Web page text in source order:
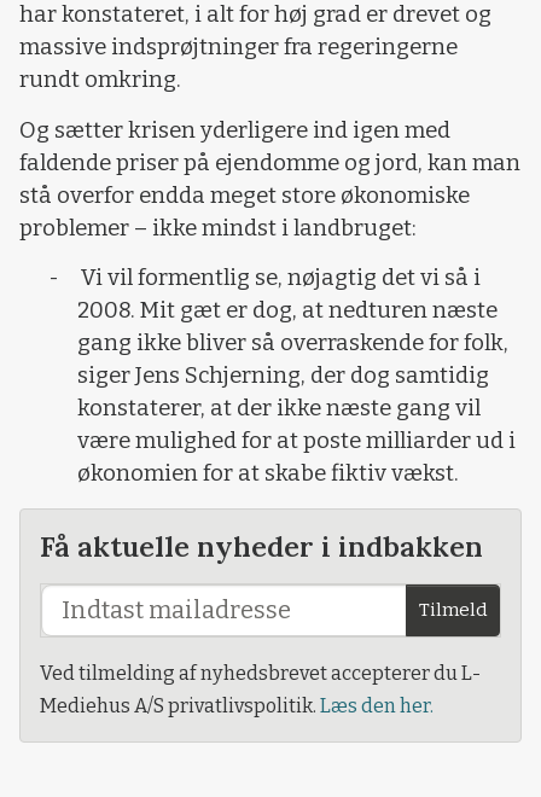
har konstateret, i alt for høj grad er drevet og
massive indsprøjtninger fra regeringerne
rundt omkring.
Og sætter krisen yderligere ind igen med
faldende priser på ejendomme og jord, kan man
stå overfor endda meget store økonomiske
problemer – ikke mindst i landbruget:
-
Vi vil formentlig se, nøjagtig det vi så i
2008. Mit gæt er dog, at nedturen næste
gang ikke bliver så overraskende for folk,
siger Jens Schjerning, der dog samtidig
konstaterer, at der ikke næste gang vil
være mulighed for at poste milliarder ud i
økonomien for at skabe fiktiv vækst.
Få aktuelle nyheder i indbakken
Tilmeld
Ved tilmelding af nyhedsbrevet accepterer du L-
Mediehus A/S privatlivspolitik. Læs den her.